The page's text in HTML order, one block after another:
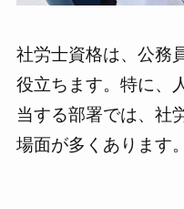
社労士資格は、公務
役立ちます。特に、
当する部署では、社
場面が多くあります。